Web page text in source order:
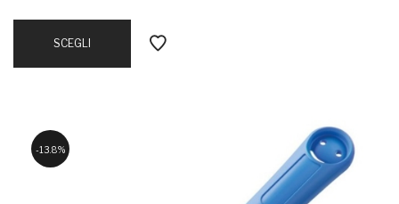
SCEGLI
13.8%